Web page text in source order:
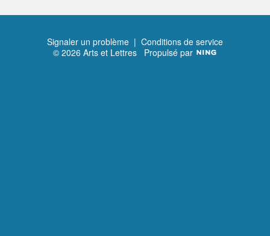
Signaler un problème | Conditions de service
© 2026 Arts et Lettres Propulsé par